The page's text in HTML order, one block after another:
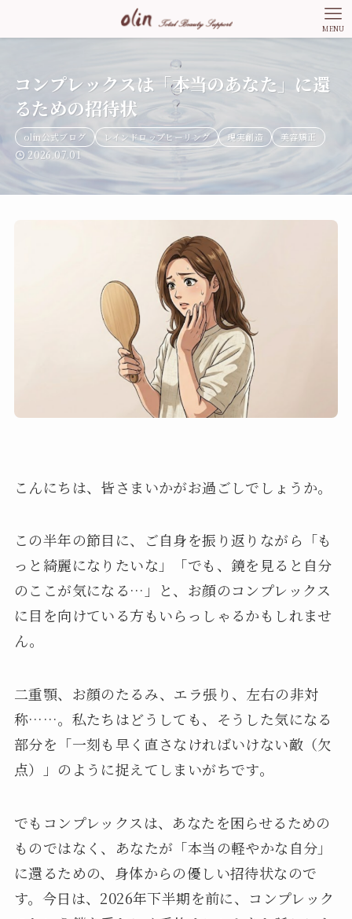
MENU
コンプレックスは「本当のあなた」に還
るための招待状
olin公式ブログ レインドロップヒーリング 現実創造 美容矯正
2026.07.01
こんにちは、皆さまいかがお過ごしでしょうか。
この半年の節目に、ご自身を振り返りながら「も
っと綺麗になりたいな」「でも、鏡を見ると自分
のここが気になる…」と、お顔のコンプレックス
に目を向けている方もいらっしゃるかもしれませ
ん。
二重顎、お顔のたるみ、エラ張り、左右の非対
称……。私たちはどうしても、そうした気になる
部分を「一刻も早く直さなければいけない敵（欠
点）」のように捉えてしまいがちです。
でもコンプレックスは、あなたを困らせるための
ものではなく、あなたが「本当の軽やかな自分」
に還るための、身体からの優しい招待状なので
す。今日は、2026年下半期を前に、コンプレック